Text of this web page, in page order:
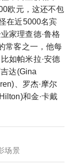
欧元，这还不包
在近5000名宾
家理查德·鲁格
常客之一，他每
如帕米拉·安德
达(Gina
、罗杰·摩尔
和金·卡戴
场景